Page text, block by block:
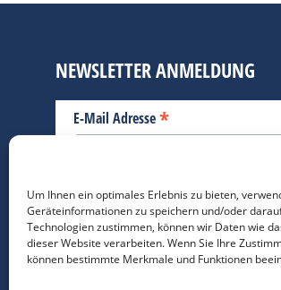
Um Ihnen ein optimales Erlebnis zu bieten,
Geräteinformationen zu speichern und/oder
Technologien zustimmen, können wir Daten wie
dieser Website verarbeiten. Wenn Sie Ihre
können bestimmte Merkmale und Funktionen
NEWSLETTER ANMELDUNG
E-Mail Adresse*